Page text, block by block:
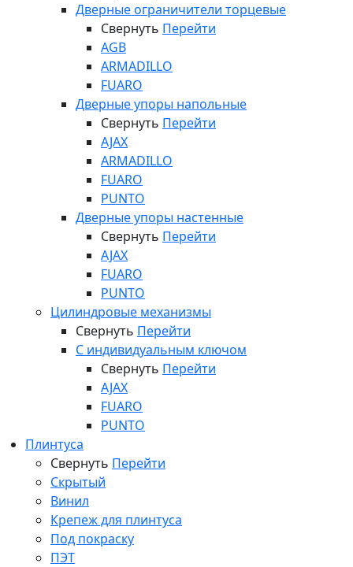
Дверные ограничители торцевые
Свернуть Перейти
AGB
ARMADILLO
FUARO
Дверные упоры напольные
Свернуть Перейти
AJAX
ARMADILLO
FUARO
PUNTO
Дверные упоры настенные
Свернуть Перейти
AJAX
FUARO
PUNTO
Цилиндровые механизмы
Свернуть Перейти
С индивидуальным ключом
Свернуть Перейти
AJAX
FUARO
PUNTO
Плинтуса
Свернуть Перейти
Скрытый
Винил
Крепеж для плинтуса
Под покраску
ПЭТ